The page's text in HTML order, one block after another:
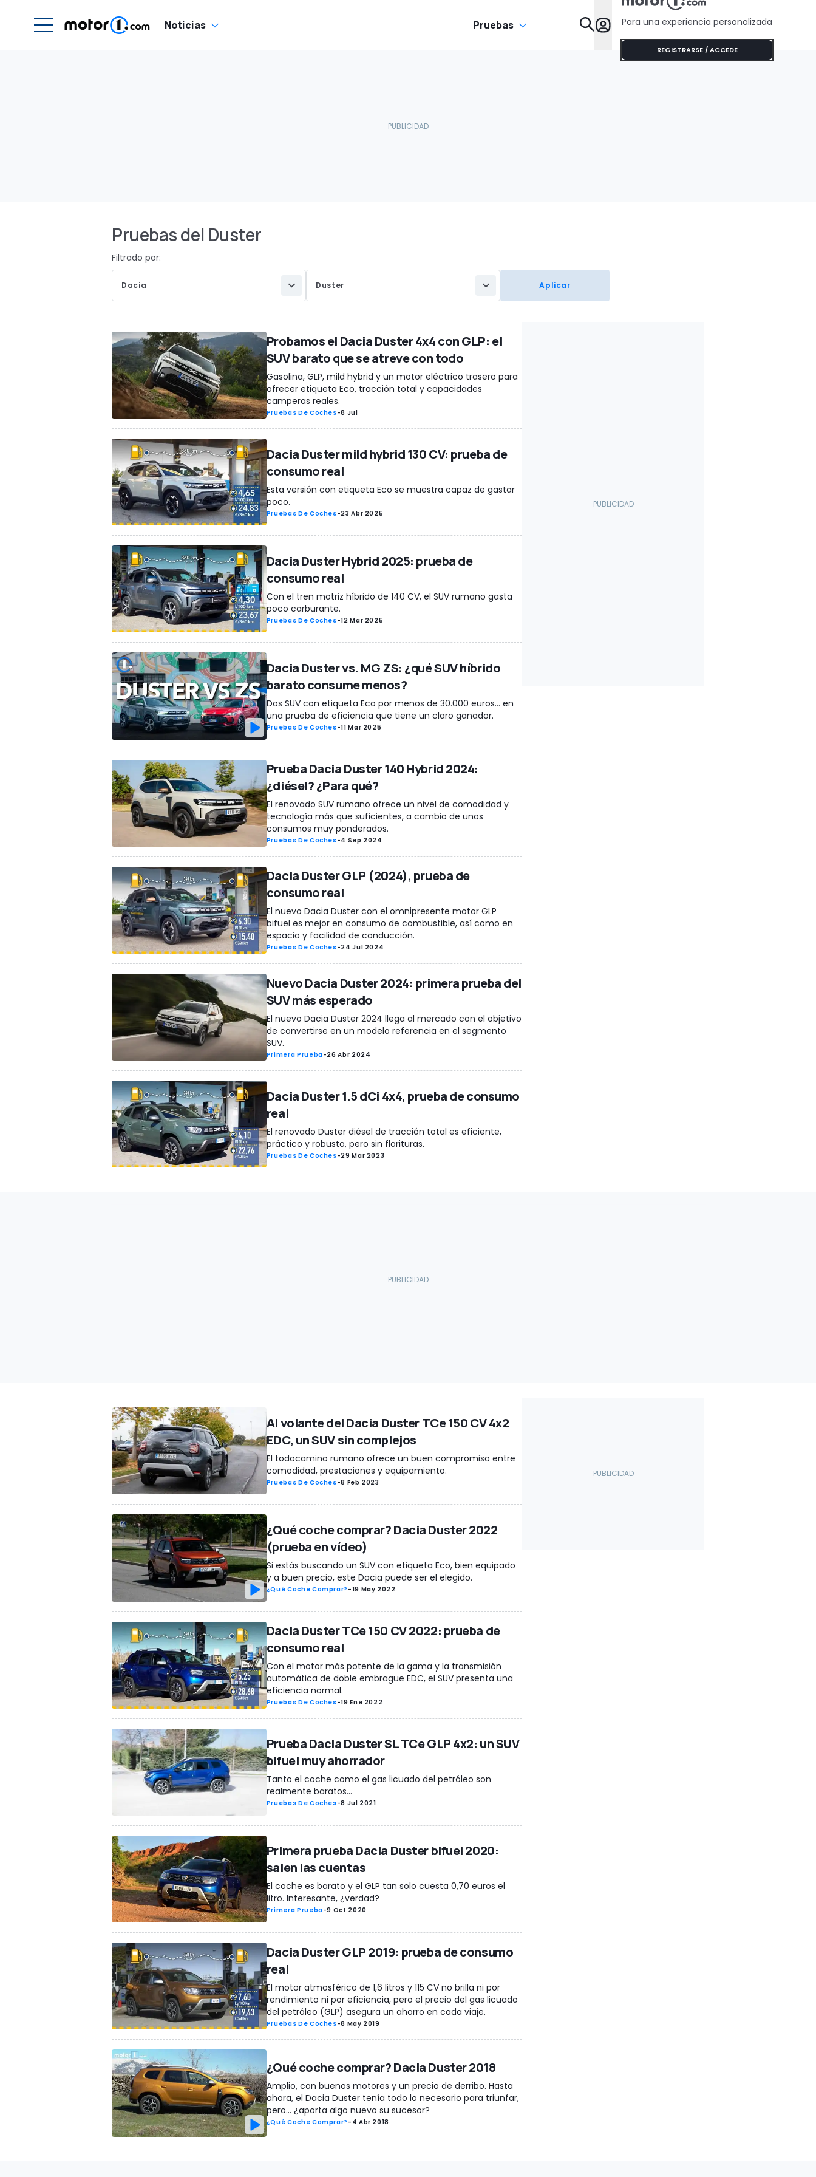
Noticias Pruebas Para una experiencia personalizada
REGISTRARSE / ACCEDE
Pruebas del Duster
Filtrado por:
Dacia Duster
Probamos el Dacia Duster 4x4 con GLP: el
SUV barato que se atreve con todo
Gasolina, GLP, mild hybrid y un motor eléctrico trasero para
ofrecer etiqueta Eco, tracción total y capacidades
camperas reales.
Pruebas De Coches-8 Jul
Dacia Duster mild hybrid 130 CV: prueba de
consumo real
Esta versión con etiqueta Eco se muestra capaz de gastar
poco.
Pruebas De Coches-23 Abr 2025
Dacia Duster Hybrid 2025: prueba de
consumo real
Con el tren motriz híbrido de 140 CV, el SUV rumano gasta
poco carburante.
Pruebas De Coches-12 Mar 2025
Dacia Duster vs. MG ZS: ¿qué SUV híbrido
barato consume menos?
Dos SUV con etiqueta Eco por menos de 30.000 euros... en
una prueba de eficiencia que tiene un claro ganador.
Pruebas De Coches-11 Mar 2025
Prueba Dacia Duster 140 Hybrid 2024:
¿diésel? ¿Para qué?
El renovado SUV rumano ofrece un nivel de comodidad y
tecnología más que suficientes, a cambio de unos
consumos muy ponderados.
Pruebas De Coches-4 Sep 2024
Dacia Duster GLP (2024), prueba de
consumo real
El nuevo Dacia Duster con el omnipresente motor GLP
bifuel es mejor en consumo de combustible, así como en
espacio y facilidad de conducción.
Pruebas De Coches-24 Jul 2024
Nuevo Dacia Duster 2024: primera prueba del
SUV más esperado
El nuevo Dacia Duster 2024 llega al mercado con el objetivo
de convertirse en un modelo referencia en el segmento
SUV.
Primera Prueba-26 Abr 2024
Dacia Duster 1.5 dCi 4x4, prueba de consumo
real
El renovado Duster diésel de tracción total es eficiente,
práctico y robusto, pero sin florituras.
Pruebas De Coches-29 Mar 2023
Al volante del Dacia Duster TCe 150 CV 4x2
EDC, un SUV sin complejos
El todocamino rumano ofrece un buen compromiso entre
comodidad, prestaciones y equipamiento.
Pruebas De Coches-8 Feb 2023
¿Qué coche comprar? Dacia Duster 2022
(prueba en vídeo)
Si estás buscando un SUV con etiqueta Eco, bien equipado
y a buen precio, este Dacia puede ser el elegido.
¿Qué Coche Comprar? -19 May 2022
Dacia Duster TCe 150 CV 2022: prueba de
consumo real
Con el motor más potente de la gama y la transmisión
automática de doble embrague EDC, el SUV presenta una
eficiencia normal.
Pruebas De Coches-19 Ene 2022
Prueba Dacia Duster SL TCe GLP 4x2: un SUV
bifuel muy ahorrador
Tanto el coche como el gas licuado del petróleo son
realmente baratos...
Pruebas De Coches-8 Jul 2021
Primera prueba Dacia Duster bifuel 2020:
salen las cuentas
El coche es barato y el GLP tan solo cuesta 0,70 euros el
litro. Interesante, ¿verdad?
Primera Prueba-9 Oct 2020
Dacia Duster GLP 2019: prueba de consumo
real
El motor atmosférico de 1,6 litros y 115 CV no brilla ni por
rendimiento ni por eficiencia, pero el precio del gas licuado
del petróleo (GLP) asegura un ahorro en cada viaje.
Pruebas De Coches-8 May 2019
¿Qué coche comprar? Dacia Duster 2018
Amplio, con buenos motores y un precio de derribo. Hasta
ahora, el Dacia Duster tenía todo lo necesario para triunfar,
pero... ¿aporta algo nuevo su sucesor?
¿Qué Coche Comprar? - 4 Abr 2018